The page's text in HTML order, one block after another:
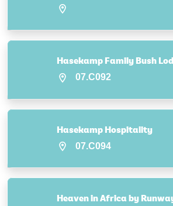
Hasekamp Family Bush
07.C092
Hasekamp Hospitality
07.C094
Heaven in Africa by